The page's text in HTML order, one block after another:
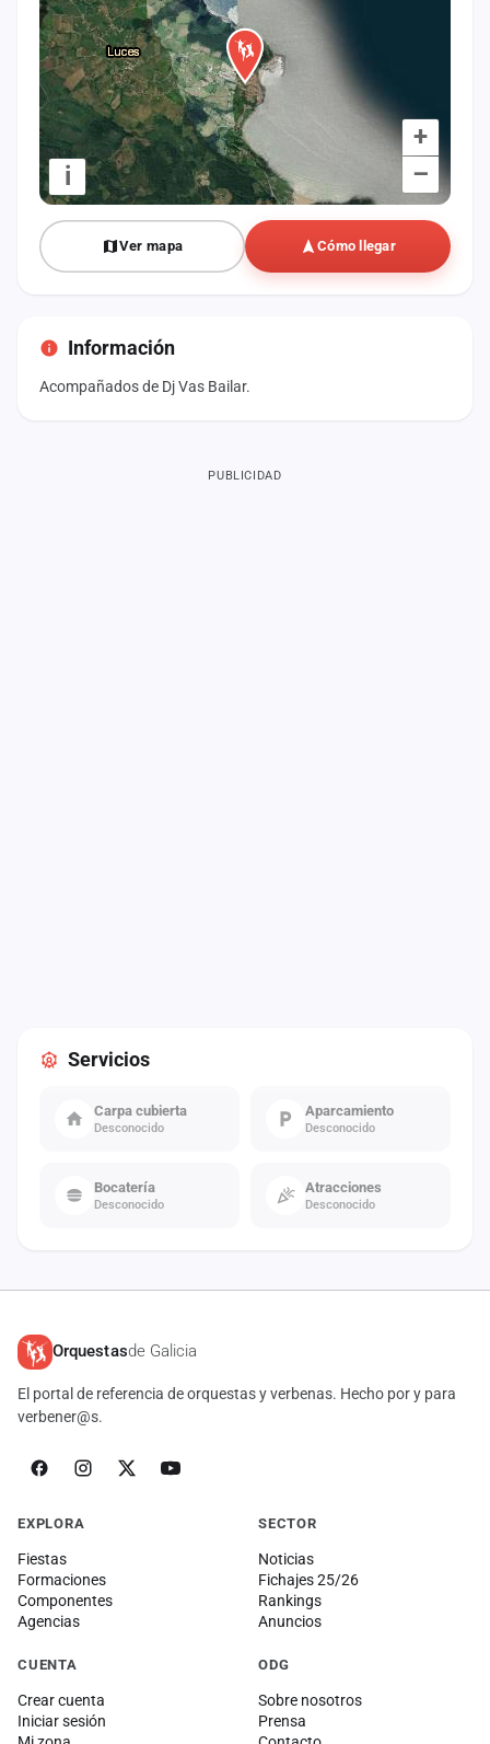
+
–
i
Ver mapa Cómo llegar
Información
Acompañados de Dj Vas Bailar.
Servicios
Carpa cubierta
Desconocido
Aparcamiento
Desconocido
Bocatería
Desconocido
Atracciones
Desconocido
PUBLICIDAD
Orquestasde Galicia
El portal de referencia de orquestas y verbenas. Hecho por y para
verbener@s.
EXPLORA
Fiestas
Formaciones
Componentes
Agencias
SECTOR
Noticias
Fichajes 25/26
Rankings
Anuncios
CUENTA
Crear cuenta
Iniciar sesión
ODG
Sobre nosotros
Prensa